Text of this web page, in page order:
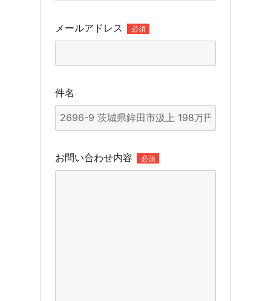
メールアドレス 必須
件名
お問い合わせ内容 必須